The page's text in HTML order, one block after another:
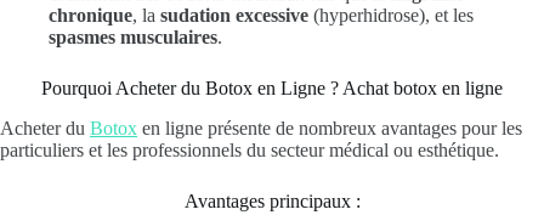
chronique, la sudation excessive (hyperhidrose), et les
spasmes musculaires.
Pourquoi Acheter du Botox en Ligne ? Achat botox en ligne
Acheter du Botox en ligne présente de nombreux avantages pour les
particuliers et les professionnels du secteur médical ou esthétique.
Avantages principaux :